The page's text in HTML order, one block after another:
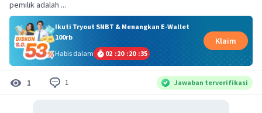
pemilik adalah ...
Ikuti Tryout SNBT & Menangkan E-Wallet
100rb
Habis dalam
02 :20 :20 :35
Klaim
1 1 Jawaban terverifikasi